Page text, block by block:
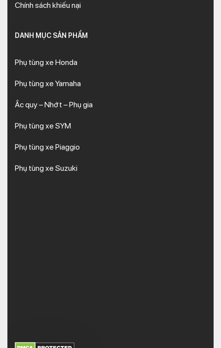
Chính sách khiếu nại
DANH MỤC SẢN PHẨM
Phụ tùng xe Honda
Phụ tùng xe Yamaha
Ắc quy – Nhớt – Phụ gia
Phụ tùng xe SYM
Phụ tùng xe Piaggio
Phụ tùng xe Suzuki